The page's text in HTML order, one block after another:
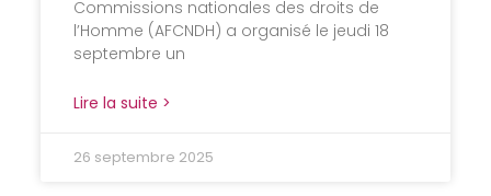
Commissions nationales des droits de
l’Homme (AFCNDH) a organisé le jeudi 18
septembre un
Lire la suite >
26 septembre 2025